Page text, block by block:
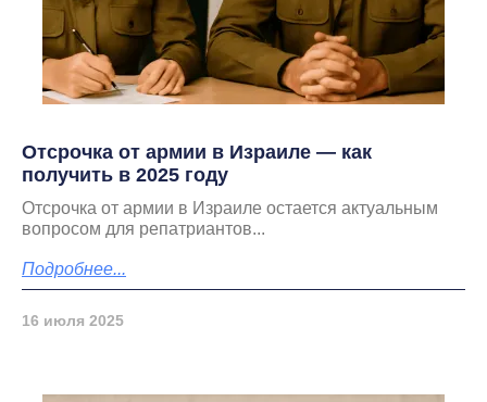
Отсрочка от армии в Израиле — как
получить в 2025 году
Отсрочка от армии в Израиле остается актуальным
вопросом для репатриантов...
Подробнее...
16 июля 2025